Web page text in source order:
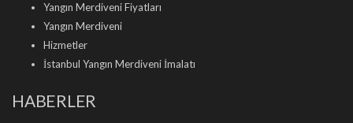
Yangın Merdiveni Fiyatları
Yangın Merdiveni
Hizmetler
İstanbul Yangın Merdiveni İmalatı
HABERLER